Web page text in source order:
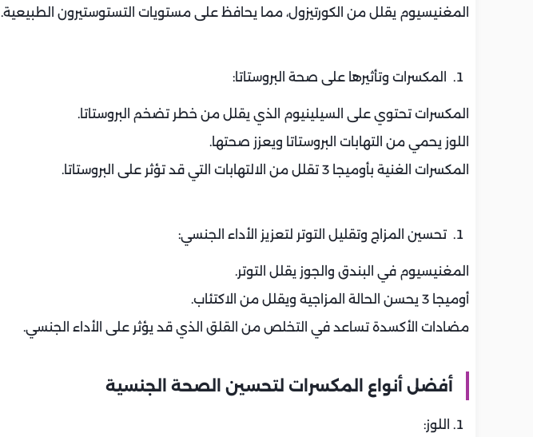
المغنيسيوم يقلل من الكورتيزول، مما يحافظ على مستويات التستوستيرون الطبيعية.
المكسرات وتأثيرها على صحة البروستاتا:
المكسرات تحتوي على السيلينيوم الذي يقلل من خطر تضخم البروستاتا.
اللوز يحمي من التهابات البروستاتا ويعزز صحتها.
المكسرات الغنية بأوميجا 3 تقلل من الالتهابات التي قد تؤثر على البروستاتا.
تحسين المزاج وتقليل التوتر لتعزيز الأداء الجنسي:
المغنيسيوم في البندق والجوز يقلل التوتر.
أوميجا 3 يحسن الحالة المزاجية ويقلل من الاكتئاب.
مضادات الأكسدة تساعد في التخلص من القلق الذي قد يؤثر على الأداء الجنسي.
أفضل أنواع المكسرات لتحسين الصحة الجنسية
اللوز: